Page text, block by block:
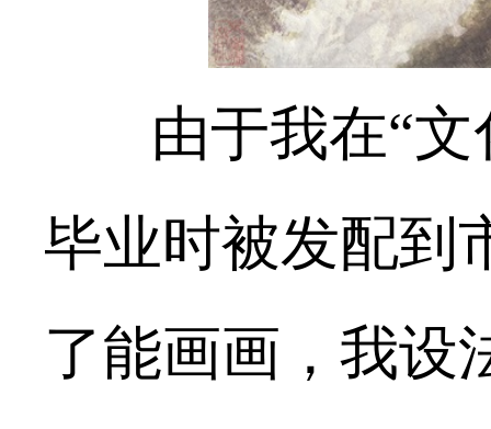
由于我在“文
毕业时被发配到
了能画画，我设